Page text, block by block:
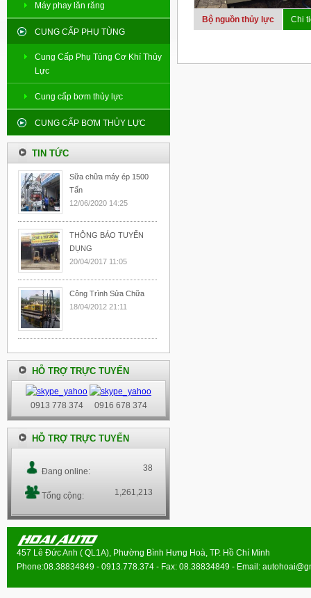
Máy phay lăn răng
CUNG CẤP PHỤ TÙNG
Cung Cấp Phụ Tùng Cơ Khí Thủy
Lực
Cung cấp bơm thủy lực
CUNG CẤP BƠM THỦY LỰC
TIN TỨC
Sữa chữa máy ép 1500
Tấn
12/06/2020 14:25
THÔNG BÁO TUYỂN
DỤNG
20/04/2017 11:05
Công Trình Sửa Chữa
18/04/2012 21:11
HỖ TRỢ TRỰC TUYẾN
0913 778 374 0916 678 374
HỖ TRỢ TRỰC TUYẾN
Đang online: 38
Tổng cộng: 1,261,213
Bộ nguồn thủy lực Chi
457 Lê Đức Anh ( QL1A), Phường Bình Hưng Hoà, TP. Hồ Chí Minh
Phone:08.38834849 - 0913.778.374 - Fax: 08.38834849 - Email: